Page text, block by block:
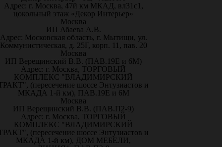
Адрес: г. Москва, 47й км МКАД, вл31с1,
цокольный этаж «Декор Интерьер»
Москва
ИП Абаева А.В.
Адрес: Московская область, г. Мытищи, ул.
Коммунистическая, д. 25Г, корп. 11, пав. 20
Москва
ИП Верещинский В.В. (ПАВ.19Е и 6М)
Адрес: г. Москва, ТОРГОВЫЙ
КОМПЛЕКС "ВЛАДИМИРСКИЙ
(пересечение шоссе Энтузиастов и
МКАДА 1-й км), ПАВ.19Е и 6М
Москва
ИП Верещинский В.В. (ПАВ.П2-9)
Адрес: г. Москва, ТОРГОВЫЙ
КОМПЛЕКС "ВЛАДИМИРСКИЙ
(пересечение шоссе Энтузиастов и
МКАДА 1-й км), ДОМ МЕБЕЛИ,